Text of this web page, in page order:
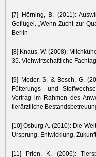
[7] Hörning, B. (2011):
Geflügel. „Wenn Zucht zur
Berlin
[8] Knaus, W. (2008):
35. Viehwirtschaftliche
[9] Moder, S. & Bosch, G.
Fütterungs- und
Vortrag im Rahmen des
tierärztliche
[10] Osburg A. (2010): Die
Ursprung, Entwicklung,
[11] Prien, K. (2006):